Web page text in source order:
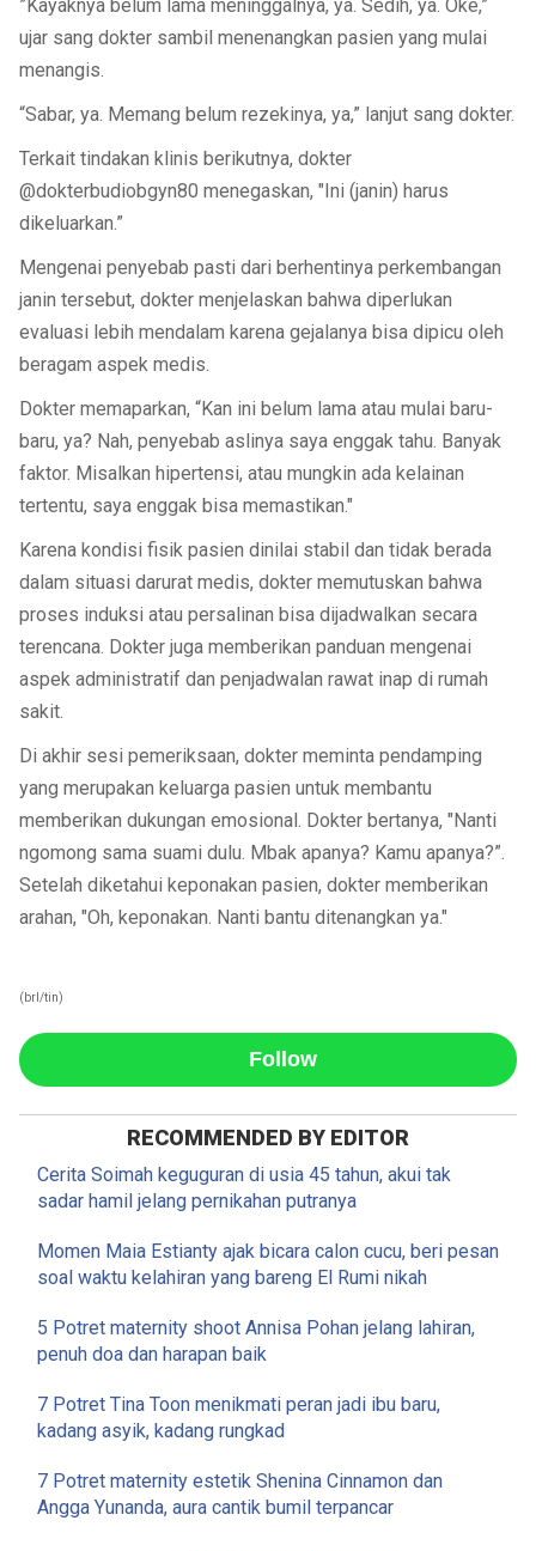
”Kayaknya belum lama meninggalnya, ya. Sedih, ya. Oke,”
ujar sang dokter sambil menenangkan pasien yang mulai
menangis.
“Sabar, ya. Memang belum rezekinya, ya,” lanjut sang dokter.
Terkait tindakan klinis berikutnya, dokter
@dokterbudiobgyn80 menegaskan, "Ini (janin) harus
dikeluarkan.”
Mengenai penyebab pasti dari berhentinya perkembangan
janin tersebut, dokter menjelaskan bahwa diperlukan
evaluasi lebih mendalam karena gejalanya bisa dipicu oleh
beragam aspek medis.
Dokter memaparkan, “Kan ini belum lama atau mulai baru-
baru, ya? Nah, penyebab aslinya saya enggak tahu. Banyak
faktor. Misalkan hipertensi, atau mungkin ada kelainan
tertentu, saya enggak bisa memastikan."
Karena kondisi fisik pasien dinilai stabil dan tidak berada
dalam situasi darurat medis, dokter memutuskan bahwa
proses induksi atau persalinan bisa dijadwalkan secara
terencana. Dokter juga memberikan panduan mengenai
aspek administratif dan penjadwalan rawat inap di rumah
sakit.
Di akhir sesi pemeriksaan, dokter meminta pendamping
yang merupakan keluarga pasien untuk membantu
memberikan dukungan emosional. Dokter bertanya, "Nanti
ngomong sama suami dulu. Mbak apanya? Kamu apanya?”.
Setelah diketahui keponakan pasien, dokter memberikan
arahan, "Oh, keponakan. Nanti bantu ditenangkan ya."
(brl/tin)
Follow
RECOMMENDED BY EDITOR
Cerita Soimah keguguran di usia 45 tahun, akui tak
sadar hamil jelang pernikahan putranya
Momen Maia Estianty ajak bicara calon cucu, beri pesan
soal waktu kelahiran yang bareng El Rumi nikah
5 Potret maternity shoot Annisa Pohan jelang lahiran,
penuh doa dan harapan baik
7 Potret Tina Toon menikmati peran jadi ibu baru,
kadang asyik, kadang rungkad
7 Potret maternity estetik Shenina Cinnamon dan
Angga Yunanda, aura cantik bumil terpancar